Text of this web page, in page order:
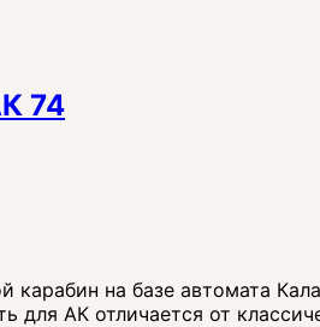
74
карабин на базе автомата
АК отличается от